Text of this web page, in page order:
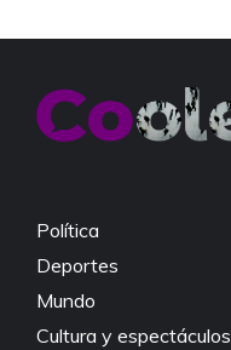
Política
Deportes
Mundo
Cultura y espectáculos